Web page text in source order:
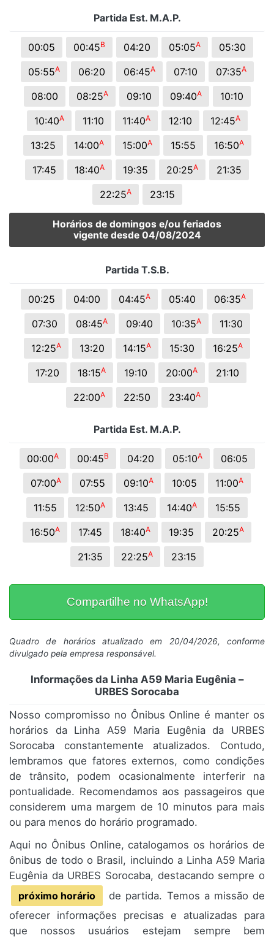
Partida Est. M.A.P.
00:05 00:45B 04:20 05:05A
05:30
05:55A 06:20 06:45A 07:10 07:35A
08:00 08:25A 09:10 09:40A
10:10
10:40A 11:10 11:40A 12:10 12:45A
13:25 14:00A 15:00A 15:55 16:50A
17:45 18:40A 19:35 20:25A
21:35
22:25A 23:15
Horários de domingos e/ou feriados
vigente desde 04/08/2024
Partida T.S.B.
00:25 04:00 04:45A 05:40 06:35A
07:30 08:45A 09:40 10:35A
11:30
12:25A 13:20 14:15A 15:30 16:25A
17:20 18:15A 19:10 20:00A
21:10
22:00A 22:50 23:40A
Partida Est. M.A.P.
00:00A 00:45B 04:20 05:10A
06:05
07:00A 07:55 09:10A 10:05 11:00A
11:55 12:50A 13:45 14:40A
15:55
16:50A 17:45 18:40A 19:35 20:25A
21:35 22:25A 23:15
Compartilhe no WhatsApp!
Quadro de horários atualizado em 20/04/2026, conforme
divulgado pela empresa responsável.
Informações da Linha A59 Maria Eugênia –
URBES Sorocaba
Nosso compromisso no Ônibus Online é manter os
horários da Linha A59 Maria Eugênia da URBES
Sorocaba constantemente atualizados. Contudo,
lembramos que fatores externos, como condições
de trânsito, podem ocasionalmente interferir na
pontualidade. Recomendamos aos passageiros que
considerem uma margem de 10 minutos para mais
ou para menos do horário programado.
Aqui no Ônibus Online, catalogamos os horários de
ônibus de todo o Brasil, incluindo a Linha A59 Maria
Eugênia da URBES Sorocaba, destacando sempre o
próximo horário
de partida. Temos a missão de
oferecer informações precisas e atualizadas para
que nossos usuários estejam sempre bem